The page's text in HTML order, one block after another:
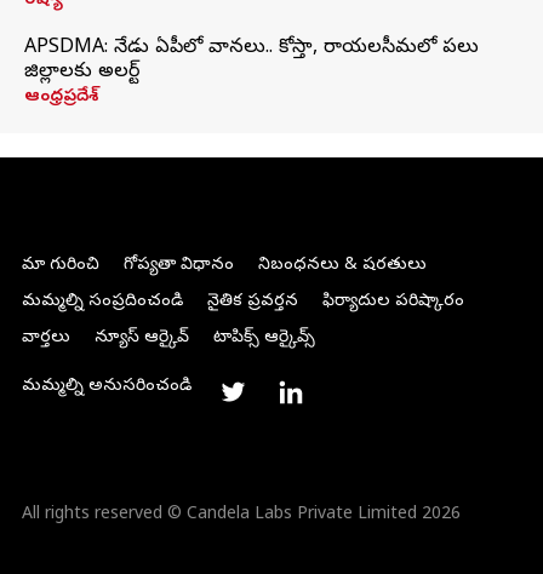
APSDMA: నేడు ఏపీలో వానలు.. కోస్తా, రాయలసీమలో పలు
జిల్లాలకు అలర్ట్
ఆంధ్రప్రదేశ్
మా గురించి గోప్యతా విధానం
నిబంధనలు & షరతులు
మమ్మల్ని సంప్రదించండి
నైతిక ప్రవర్తన
ఫిర్యాదుల పరిష్కారం
వార్తలు
న్యూస్ ఆర్కైవ్ టాపిక్స్ ఆర్కైవ్స్
మమ్మల్ని అనుసరించండి
All rights reserved © Candela Labs Private Limited 2026